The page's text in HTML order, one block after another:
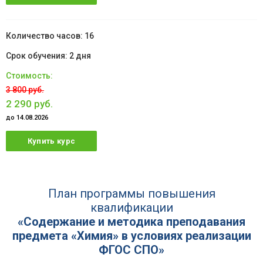
16
2 дня
3 800 руб.
2 290 руб.
до 14.08.2026
Купить курс
План программы повышения
квалификации
«Содержание и методика преподавания
предмета «Химия» в условиях реализации
ФГОС СПО»